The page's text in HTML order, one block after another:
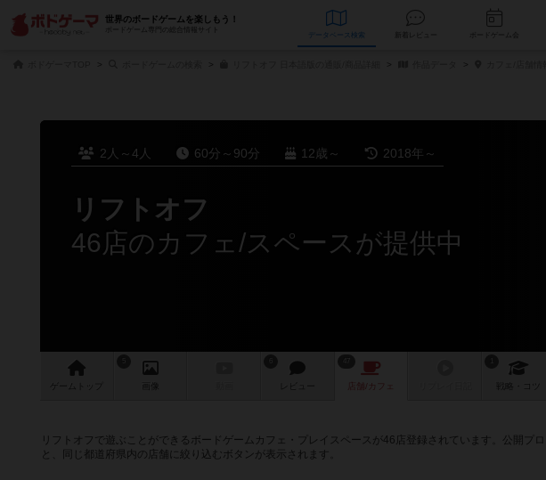
世界のボードゲームを楽しもう！
ボードゲーム専門の総合情報サイト
データベース
2人～4人 60分～90分 12歳～ 2018年～
リフトオフ
46店のカフェ/スペースが提供中
ゲーム 画像 レビュー 店舗/ カフェ 戦略
リフトオフで遊ぶことができるボードゲームカフェ・プレイスペースが46店登録されています。公開プ
と、同じ都道府県内の店舗に絞り込むボタンが表示されます。